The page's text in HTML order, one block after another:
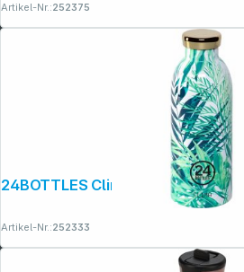
Artikel-Nr.:252375
24BOTTLES Clima
Artikel-Nr.:252333